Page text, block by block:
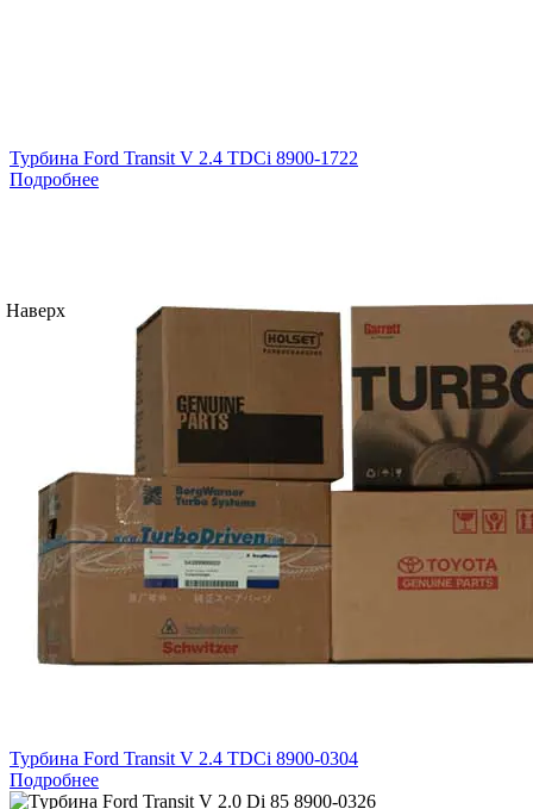
Турбина Ford Transit V 2.4 TDCi 8900-1722
Подробнее
Турбина Ford Transit V 2.4 TDCi 8900-0304
Подробнее
Наверх